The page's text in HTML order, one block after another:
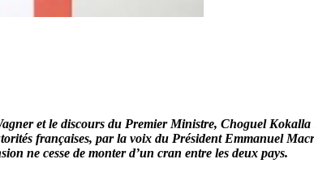
et le discours du Premier Ministre, Choguel
françaises, par la voix du Président Emmanuel
ne cesse de monter d’un cran entre les deux pays.